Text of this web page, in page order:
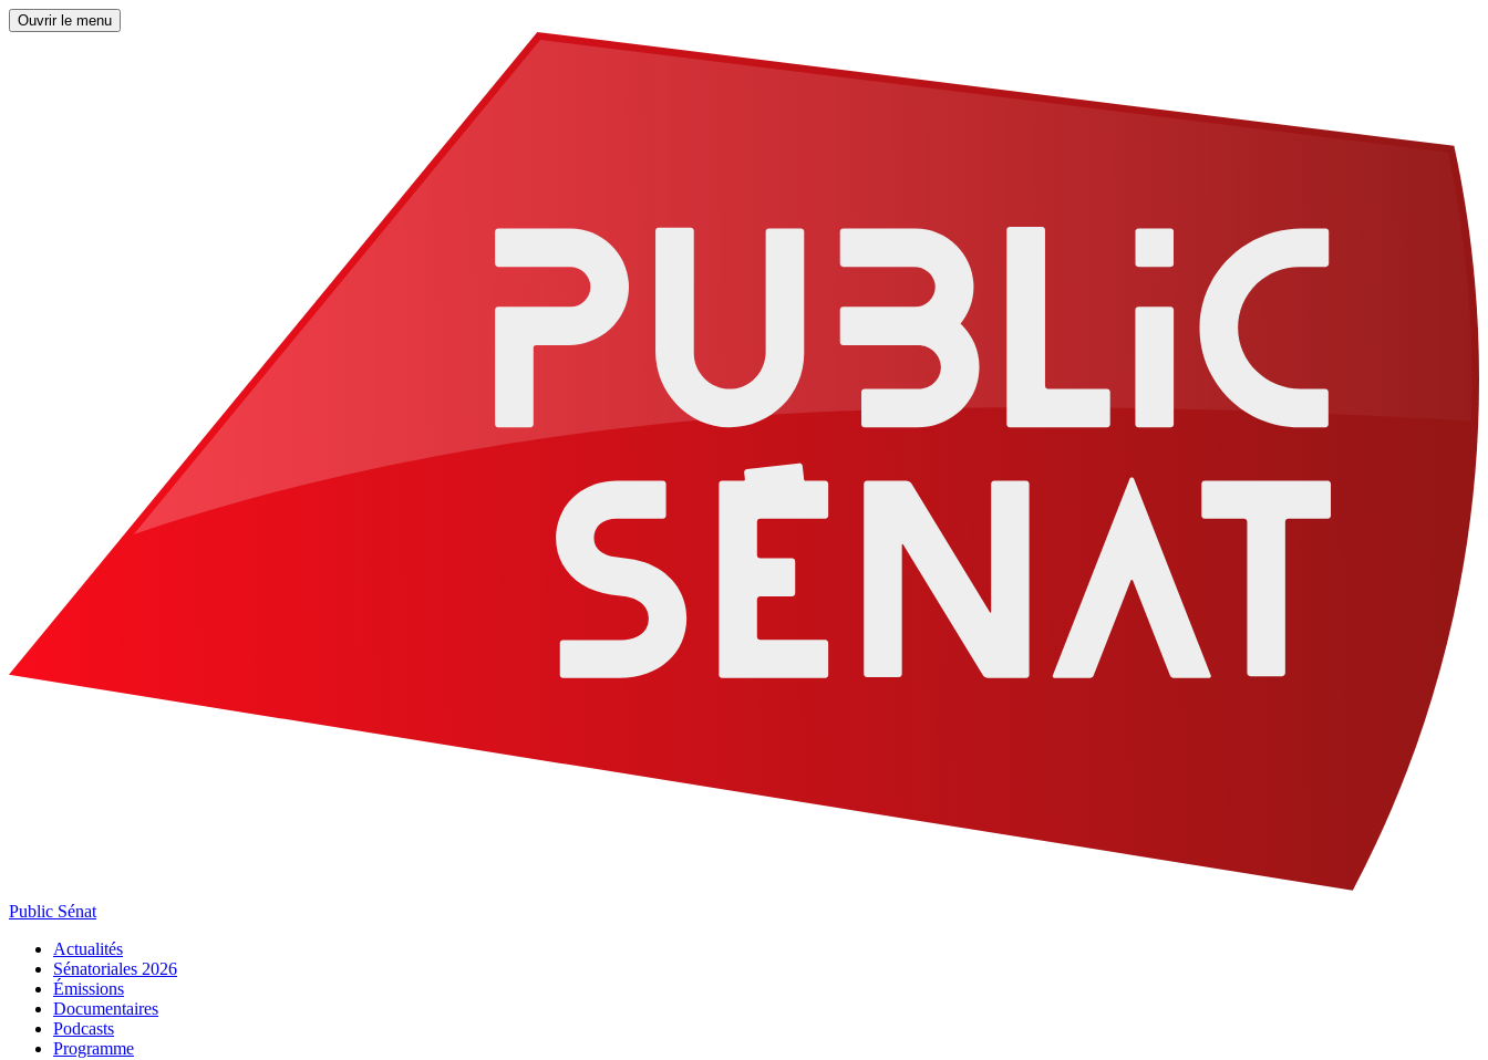
Ouvrir le menu
Public Sénat
Actualités
Sénatoriales 2026
Émissions
Documentaires
Podcasts
Programme